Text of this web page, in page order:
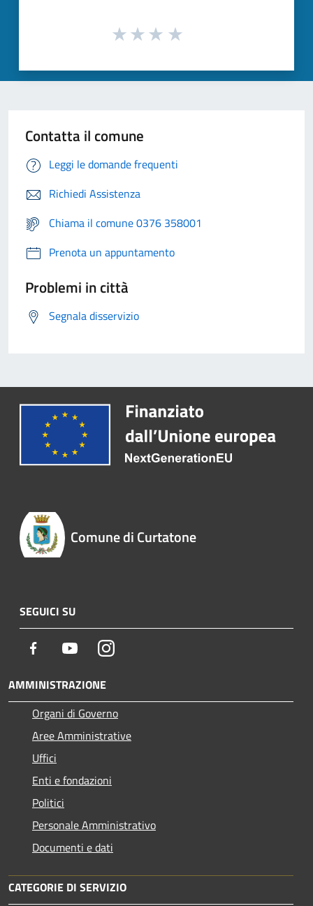
Contatta il comune
Leggi le domande frequenti
Richiedi Assistenza
Chiama il comune 0376 358001
Prenota un appuntamento
Problemi in città
Segnala disservizio
Comune di Curtatone
SEGUICI SU
Facebook YoutubeInstagram
AMMINISTRAZIONE
Organi di Governo
Aree Amministrative
Uffici
Enti e fondazioni
Politici
Personale Amministrativo
Documenti e dati
CATEGORIE DI SERVIZIO